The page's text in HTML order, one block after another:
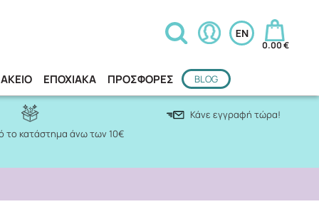
0.00 €
ΕΠΟΧΙΑΚΑ ΠΡΟΣΦΟΡΕΣ BLOG
το κατάστημα άνω των 10€
Κάνε εγγραφή τώρα!